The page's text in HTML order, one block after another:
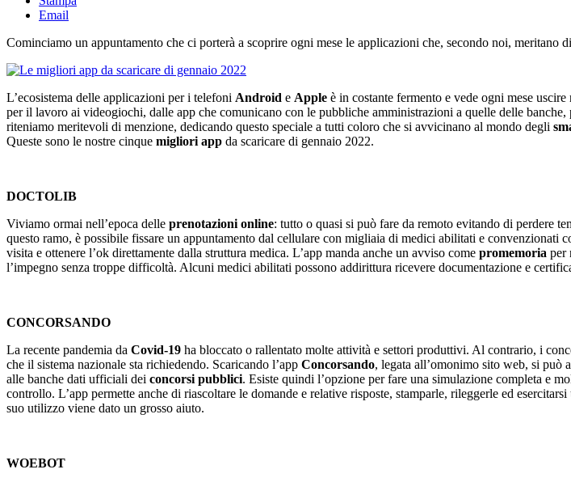
Email
Cominciamo un appuntamento che ci porterà a scoprire ogni mese le applicazioni che, secondo noi, meritano
L’ecosistema delle applicazioni per i telefoni Android e Apple è in costante fermento e vede ogni mese
per il lavoro ai videogiochi, dalle app che comunicano con le pubbliche amministrazioni a quelle delle
riteniamo meritevoli di menzione, dedicando questo speciale a tutti coloro che si avvicinano al mondo degli
Queste sono le nostre cinque migliori app da scaricare di gennaio 2022.
DOCTOLIB
Viviamo ormai nell’epoca delle prenotazioni online: tutto o quasi si può fare da remoto evitando di perdere
questo ramo, è possibile fissare un appuntamento dal cellulare con migliaia di medici abilitati e
visita e ottenere l’ok direttamente dalla struttura medica. L’app manda anche un avviso come promemoria per
l’impegno senza troppe difficoltà. Alcuni medici abilitati possono addirittura ricevere documentazione e
CONCORSANDO
La recente pandemia da Covid-19 ha bloccato o rallentato molte attività e settori produttivi. Al contrario, i
che il sistema nazionale sta richiedendo. Scaricando l’app Concorsando, legata all’omonimo sito web, si può
alle banche dati ufficiali dei concorsi pubblici. Esiste quindi l’opzione per fare una simulazione completa e
controllo. L’app permette anche di riascoltare le domande e relative risposte, stamparle, rileggerle ed
suo utilizzo viene dato un grosso aiuto.
WOEBOT